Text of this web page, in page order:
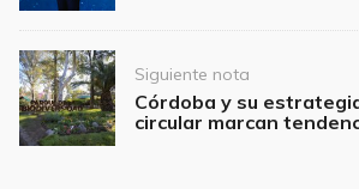
Siguiente nota
Córdoba y su
circular marcan